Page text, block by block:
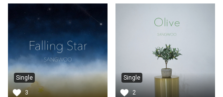
Single
3
Single
2